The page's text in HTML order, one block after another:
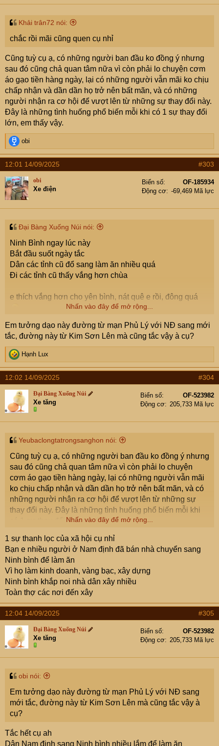
Khải trân72 nói:
chắc rồi mãi cũng quen cụ nhỉ
Cũng tuỳ cụ ạ, có những người ban đầu ko đồng ý nhưng
sau đó cũng chả quan tâm nữa vì còn phải lo chuyện cơm
áo gạo tiền hàng ngày, lại có những người vẫn mãi ko chịu
chấp nhận và dần dần họ trở nên bất mãn, và có những
người nhận ra cơ hội để vượt lên từ những sự thay đổi này.
Đây là những tình huống phổ biến mỗi khi có 1 sự thay đổi
lớn, em thấy vậy.
R
e
a
c
t
i
o
n
s
obi
12:01 14/09/2025 #303
obi
Xe điện
Biển số
OF-185934
Động cơ
-69,469 Mã lực
Đại Bàng Xuống Núi nói:
Ninh Bình ngay lúc này
Bắt đầu suốt ngày tắc
Dân các tỉnh cũ đổ sang làm ăn nhiều quá
Đi các tỉnh cũ thấy vắng hơn chùa
e thích vắng hơn cho yên bình, nát quê e rồi, đông quá
Nhấn vào đây để mở rộng...
Em tưởng dạo này đường từ mạn Phủ Lý với NĐ sang mới
tắc, đường này từ Kim Sơn Lên mà cũng tắc vậy à cụ?
R
e
a
c
t
i
o
n
s
Hạnh Lux
12:02 14/09/2025 #304
Đại Bàng Xuống Núi
Xe tăng
Biển số
OF-523982
Động cơ
205,733 Mã lực
Yeubaclongtatrongsanghon nói:
Cũng tuỳ cụ ạ, có những người ban đầu ko đồng ý nhưng
sau đó cũng chả quan tâm nữa vì còn phải lo chuyện
cơm áo gạo tiền hàng ngày, lại có những người vẫn mãi
ko chịu chấp nhận và dần dần họ trở nên bất mãn, và có
những người nhận ra cơ hội để vượt lên từ những sự
thay đổi này. Đây là những tình huống phổ biến mỗi khi
có 1 sự thay đổi lớn, em thấy vậy.
Nhấn vào đây để mở rộng...
1 sự thanh lọc của xã hội cụ nhỉ
Bạn e nhiều người ở Nam định đã bán nhà chuyển sang
Ninh bình để làm ăn
Vì họ làm kinh doanh, vàng bạc, xây dựng
Ninh bình khắp noi nhà dân xây nhiều
Toàn thợ các nơi đến xây
12:04 14/09/2025 #305
Đại Bàng Xuống Núi
Xe tăng
Biển số
OF-523982
Động cơ
205,733 Mã lực
obi nói:
Em tưởng dạo này đường từ mạn Phủ Lý với NĐ sang
mới tắc, đường này từ Kim Sơn Lên mà cũng tắc vậy à
cụ?
Tắc hết cụ ah
Dân Nam định sang Ninh bình nhiều lắm để làm ăn